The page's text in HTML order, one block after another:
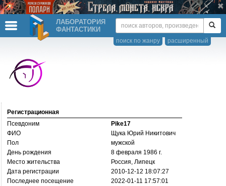
ЛАБОРАТОРИЯ
ФАНТАСТИКИ
расширенный
поиск по жанру
Регистрационная
Псевдоним
Pike17
ФИО
Щука Юрий Никитович
Пол
мужской
День рождения
8 февраля 1986 г.
Место жительства
Россия, Липецк
Дата регистрации
2010-12-12 18:07:27
Последнее посещение
2022-01-11 17:57:01